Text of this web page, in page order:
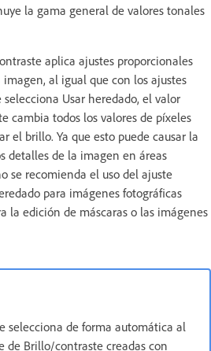
la gama general de valores tonales
aplica ajustes proporcionales
al igual que con los ajustes
selecciona Usar heredado, el valor
cambia todos los valores de píxeles
el brillo. Ya que esto puede causar la
detalles de la imagen en áreas
se recomienda el uso del ajuste
para imágenes fotográficas
la edición de máscaras o las imágenes
selecciona de forma automática al
de Brillo/contraste creadas con